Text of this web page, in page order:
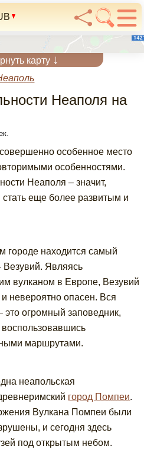
карту ↓
Неаполя на
особенное место
особенностями.
Неаполя – значит,
стать еще более развитым и
городе находится самый
Везувий. Являясь
вулканом в Европе, Везувий
невероятно опасен. Вся
огромный заповедник,
маршрутами.
неапольская
город Помпеи.
Вулкана Помпеи были
и сегодня здесь
под открытым небом.